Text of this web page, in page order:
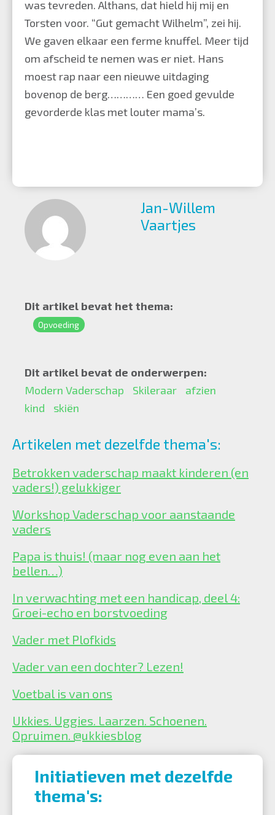
was tevreden. Althans, dat hield hij mij en
Torsten voor. “Gut gemacht Wilhelm”, zei hij.
We gaven elkaar een ferme knuffel. Meer tijd
om afscheid te nemen was er niet. Hans
moest rap naar een nieuwe uitdaging
bovenop de berg………… Een goed gevulde
gevorderde klas met louter mama’s.
Jan-Willem
Vaartjes
Dit artikel bevat het thema:
Opvoeding
Dit artikel bevat de onderwerpen:
Modern Vaderschap
Skileraar
afzien
kind
skiën
Artikelen met dezelfde thema's:
Betrokken vaderschap maakt kinderen (en
vaders!) gelukkiger
Workshop Vaderschap voor aanstaande
vaders
Papa is thuis! (maar nog even aan het
bellen…)
In verwachting met een handicap, deel 4:
Groei-echo en borstvoeding
Vader met Plofkids
Vader van een dochter? Lezen!
Voetbal is van ons
Ukkies. Uggies. Laarzen. Schoenen.
Opruimen. @ukkiesblog
Initiatieven met dezelfde
thema's: